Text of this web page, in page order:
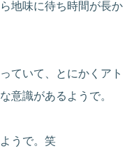
地味に待ち時間が長か
ていて、とにかくアト
意識があるようで。
うで。笑